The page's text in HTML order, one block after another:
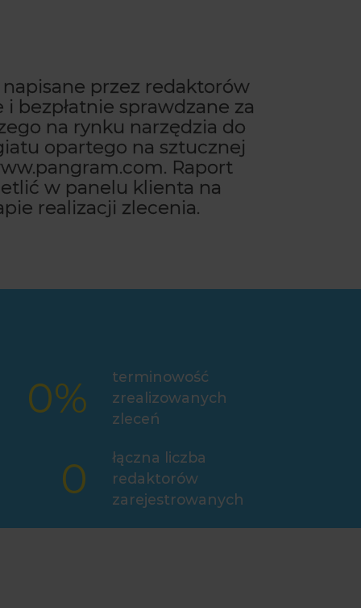
przez redaktorów
bezpłatnie sprawdzane za
na rynku narzędzia do
opartego na sztucznej
Raport
w panelu klienta na
realizacji zlecenia.
0%
terminowość
zrealizowanych
zleceń
0
łączna liczba
redaktorów
zarejestrowanych